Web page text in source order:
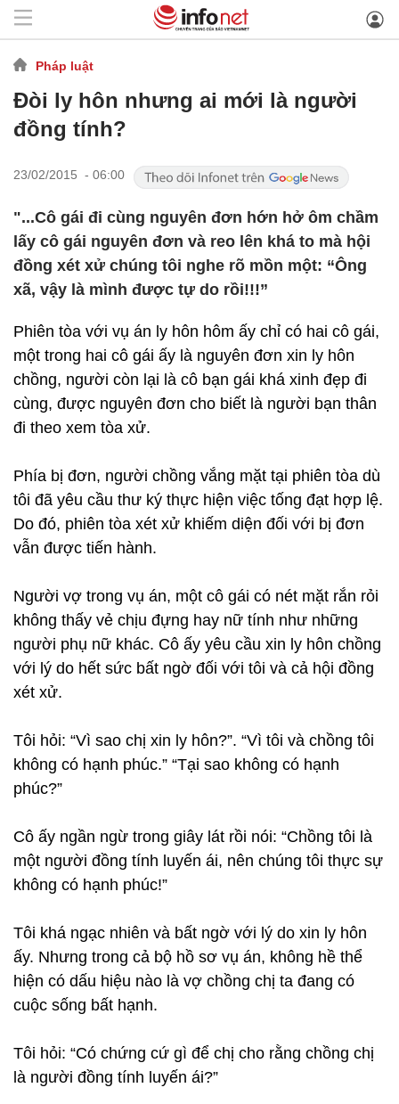
Pháp luật
Đòi ly hôn nhưng ai mới là người
đồng tính?
23/02/2015 - 06:00
"...Cô gái đi cùng nguyên đơn hớn hở ôm chầm
lấy cô gái nguyên đơn và reo lên khá to mà hội
đồng xét xử chúng tôi nghe rõ mồn một: “Ông
xã, vậy là mình được tự do rồi!!!”
Phiên tòa với vụ án ly hôn hôm ấy chỉ có hai cô gái,
một trong hai cô gái ấy là nguyên đơn xin ly hôn
chồng, người còn lại là cô bạn gái khá xinh đẹp đi
cùng, được nguyên đơn cho biết là người bạn thân
đi theo xem tòa xử.
Phía bị đơn, người chồng vắng mặt tại phiên tòa dù
tôi đã yêu cầu thư ký thực hiện việc tống đạt hợp lệ.
Do đó, phiên tòa xét xử khiếm diện đối với bị đơn
vẫn được tiến hành.
Người vợ trong vụ án, một cô gái có nét mặt rắn rỏi
không thấy vẻ chịu đựng hay nữ tính như những
người phụ nữ khác. Cô ấy yêu cầu xin ly hôn chồng
với lý do hết sức bất ngờ đối với tôi và cả hội đồng
xét xử.
Tôi hỏi: “Vì sao chị xin ly hôn?”. “Vì tôi và chồng tôi
không có hạnh phúc.” “Tại sao không có hạnh
phúc?”
Cô ấy ngần ngừ trong giây lát rồi nói: “Chồng tôi là
một người đồng tính luyến ái, nên chúng tôi thực sự
không có hạnh phúc!”
Tôi khá ngạc nhiên và bất ngờ với lý do xin ly hôn
ấy. Nhưng trong cả bộ hồ sơ vụ án, không hề thể
hiện có dấu hiệu nào là vợ chồng chị ta đang có
cuộc sống bất hạnh.
Tôi hỏi: “Có chứng cứ gì để chị cho rằng chồng chị
là người đồng tính luyến ái?”